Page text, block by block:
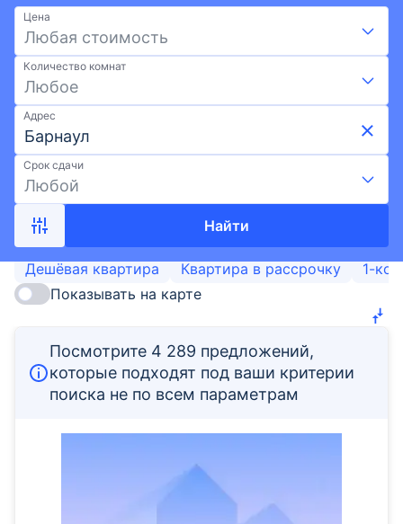
году. Выгодные условия на Выберу: скидки и акции
от застройщиков, возможна ипотека. Покупка
квартиры с чистовой отделкой по ценам от 0 ₽ и
площадью от - до -. Воспользуйтесь удобной
картой и фильтрами при поиске подходящего
жилья. Выберите квартиру с чистовой отделкой в
новостройке в Барнауле на Выберу.ру.
Цена
Любая стоимость
Количество комнат
Любое
Адрес
Срок сдачи
Любой
Найти
Дешёвая квартира Квартира в рассрочку
1-
Показывать на карте
Посмотрите 4 289 предложений,
которые подходят под ваши критерии
поиска не по всем параметрам